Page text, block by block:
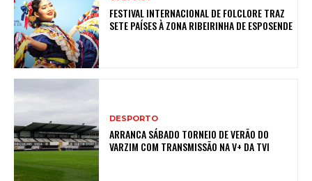
FESTIVAL INTERNACIONAL DE FOLCLORE TRAZ
SETE PAÍSES À ZONA RIBEIRINHA DE ESPOSENDE
DESPORTO
ARRANCA SÁBADO TORNEIO DE VERÃO DO
VARZIM COM TRANSMISSÃO NA V+ DA TVI